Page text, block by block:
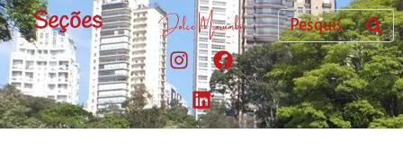
Seções